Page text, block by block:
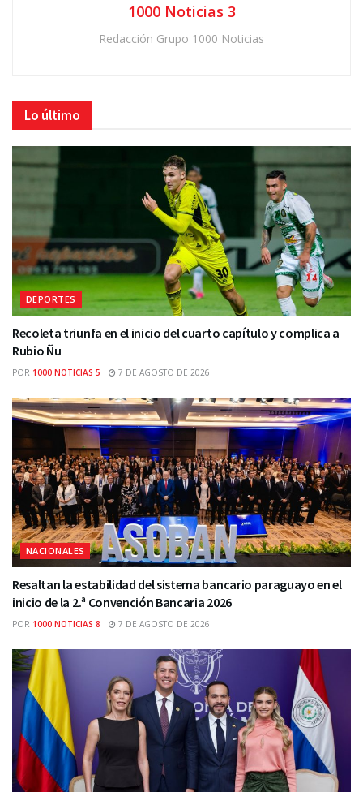
1000 Noticias 3
Redacción Grupo 1000 Noticias
Lo último
DEPORTES
Recoleta triunfa en el inicio del cuarto capítulo y complica a
Rubio Ñu
POR 1000 NOTICIAS 5 7 DE AGOSTO DE 2026
NACIONALES
Resaltan la estabilidad del sistema bancario paraguayo en el
inicio de la 2.ª Convención Bancaria 2026
POR 1000 NOTICIAS 8 7 DE AGOSTO DE 2026